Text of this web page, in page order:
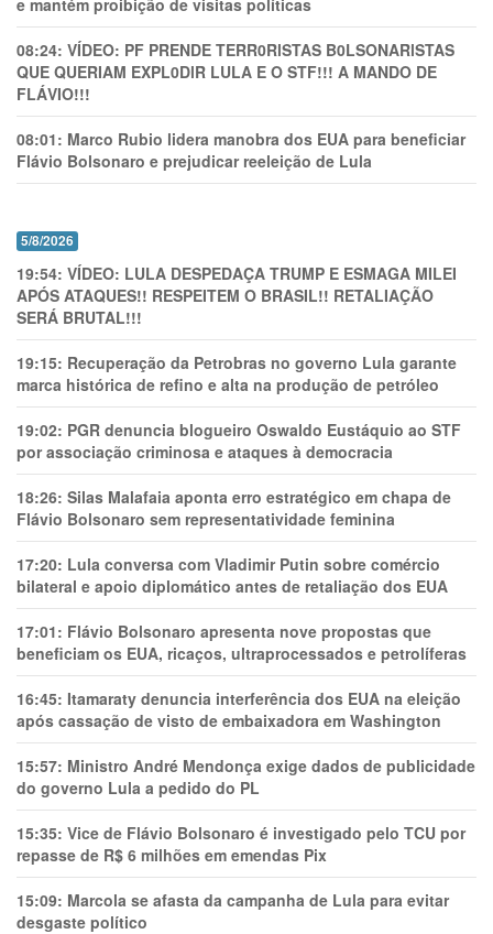
e mantém proibição de visitas políticas
08:24: VÍDEO: PF PRENDE TERR0RlSTAS B0LSONARlSTAS
QUE QUERIAM EXPL0DlR LULA E O STF!!! A MANDO DE
FLÁVIO!!!
08:01: Marco Rubio lidera manobra dos EUA para beneficiar
Flávio Bolsonaro e prejudicar reeleição de Lula
5/8/2026
19:54: VÍDEO: LULA DESPEDAÇA TRUMP E ESMAGA MILEI
APÓS ATAQUES!! RESPEITEM O BRASIL!! RETALIAÇÃO
SERÁ BRUTAL!!!
19:15: Recuperação da Petrobras no governo Lula garante
marca histórica de refino e alta na produção de petróleo
19:02: PGR denuncia blogueiro Oswaldo Eustáquio ao STF
por associação criminosa e ataques à democracia
18:26: Silas Malafaia aponta erro estratégico em chapa de
Flávio Bolsonaro sem representatividade feminina
17:20: Lula conversa com Vladimir Putin sobre comércio
bilateral e apoio diplomático antes de retaliação dos EUA
17:01: Flávio Bolsonaro apresenta nove propostas que
beneficiam os EUA, ricaços, ultraprocessados e petrolíferas
16:45: Itamaraty denuncia interferência dos EUA na eleição
após cassação de visto de embaixadora em Washington
15:57: Ministro André Mendonça exige dados de publicidade
do governo Lula a pedido do PL
15:35: Vice de Flávio Bolsonaro é investigado pelo TCU por
repasse de R$ 6 milhões em emendas Pix
15:09: Marcola se afasta da campanha de Lula para evitar
desgaste político